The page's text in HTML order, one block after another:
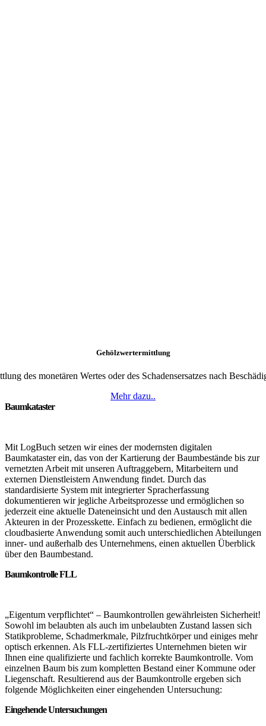
Gehölzwertermittlung
des monetären Wertes oder des Schadensersatzes nach
Mehr dazu..
Baumkataster
Mit LogBuch setzen wir eines der modernsten digitalen
Baumkataster ein, das von der Kartierung der Baumbestände bis zur
vernetzten Arbeit mit unseren Auftraggebern, Mitarbeitern und
externen Dienstleistern Anwendung findet. Durch das
standardisierte System mit integrierter Spracherfassung
dokumentieren wir jegliche Arbeitsprozesse und ermöglichen so
jederzeit eine aktuelle Dateneinsicht und den Austausch mit allen
Akteuren in der Prozesskette. Einfach zu bedienen, ermöglicht die
cloudbasierte Anwendung somit auch unterschiedlichen Abteilungen
inner- und außerhalb des Unternehmens, einen aktuellen Überblick
über den Baumbestand.
Baumkontrolle FLL
„Eigentum verpflichtet“ – Baumkontrollen gewährleisten Sicherheit!
Sowohl im belaubten als auch im unbelaubten Zustand lassen sich
Statikprobleme, Schadmerkmale, Pilzfruchtkörper und einiges mehr
optisch erkennen. Als FLL-zertifiziertes Unternehmen bieten wir
Ihnen eine qualifizierte und fachlich korrekte Baumkontrolle. Vom
einzelnen Baum bis zum kompletten Bestand einer Kommune oder
Liegenschaft. Resultierend aus der Baumkontrolle ergeben sich
folgende Möglichkeiten einer eingehenden Untersuchung:
Eingehende Untersuchungen